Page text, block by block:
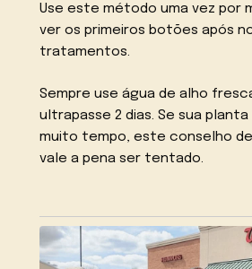
Use este método uma vez por
ver os primeiros botões após
tratamentos.
Sempre use água de alho
ultrapasse 2 dias. Se sua
muito tempo, este conselho
vale a pena ser tentado.